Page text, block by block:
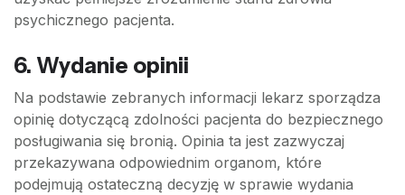
psychicznego pacjenta.
6. Wydanie opinii
Na podstawie zebranych informacji lekarz sporządza
opinię dotyczącą zdolności pacjenta do bezpiecznego
posługiwania się bronią. Opinia ta jest zazwyczaj
przekazywana odpowiednim organom, które
podejmują ostateczną decyzję w sprawie wydania